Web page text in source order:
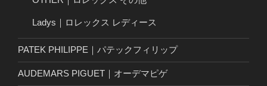
Ladys｜ロレックス レディース
PATEK PHILIPPE｜パテックフィリップ
AUDEMARS PIGUET｜オーデマピゲ